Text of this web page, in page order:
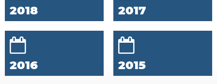
2018 2017
2016 2015